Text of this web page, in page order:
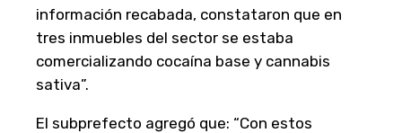
información recabada, constataron que en
tres inmuebles del sector se estaba
comercializando cocaína base y cannabis
sativa”.
El subprefecto agregó que: “Con estos